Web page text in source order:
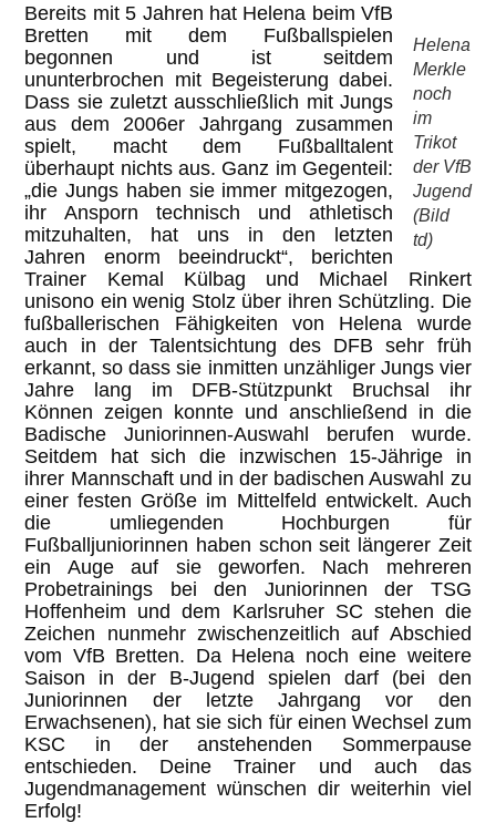
Helena
Merkle
noch
im
Trikot
der VfB
Jugend
(Bild
td)
Bereits mit 5 Jahren hat Helena beim VfB
Bretten mit dem Fußballspielen
begonnen und ist seitdem
ununterbrochen mit Begeisterung dabei.
Dass sie zuletzt ausschließlich mit Jungs
aus dem 2006er Jahrgang zusammen
spielt, macht dem Fußballtalent
überhaupt nichts aus. Ganz im Gegenteil:
„die Jungs haben sie immer mitgezogen,
ihr Ansporn technisch und athletisch
mitzuhalten, hat uns in den letzten
Jahren enorm beeindruckt“, berichten
Trainer Kemal Külbag und Michael Rinkert
unisono ein wenig Stolz über ihren Schützling. Die
fußballerischen Fähigkeiten von Helena wurde
auch in der Talentsichtung des DFB sehr früh
erkannt, so dass sie inmitten unzähliger Jungs vier
Jahre lang im DFB-Stützpunkt Bruchsal ihr
Können zeigen konnte und anschließend in die
Badische Juniorinnen-Auswahl berufen wurde.
Seitdem hat sich die inzwischen 15-Jährige in
ihrer Mannschaft und in der badischen Auswahl zu
einer festen Größe im Mittelfeld entwickelt. Auch
die umliegenden Hochburgen für
Fußballjuniorinnen haben schon seit längerer Zeit
ein Auge auf sie geworfen. Nach mehreren
Probetrainings bei den Juniorinnen der TSG
Hoffenheim und dem Karlsruher SC stehen die
Zeichen nunmehr zwischenzeitlich auf Abschied
vom VfB Bretten. Da Helena noch eine weitere
Saison in der B-Jugend spielen darf (bei den
Juniorinnen der letzte Jahrgang vor den
Erwachsenen), hat sie sich für einen Wechsel zum
KSC in der anstehenden Sommerpause
entschieden. Deine Trainer und auch das
Jugendmanagement wünschen dir weiterhin viel
Erfolg!